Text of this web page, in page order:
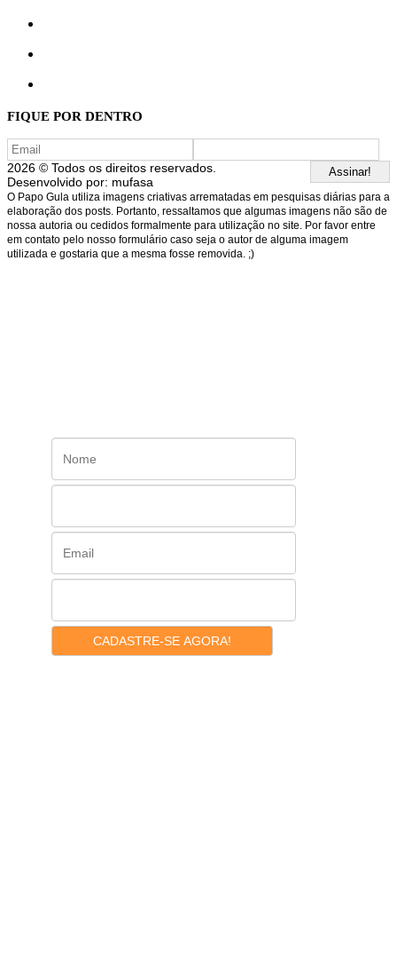
FIQUE POR DENTRO
2026 © Todos os direitos reservados.
Desenvolvido por: mufasa
O Papo Gula utiliza imagens criativas arrematadas em pesquisas diárias para a
elaboração dos posts. Portanto, ressaltamos que algumas imagens não são de
nossa autoria ou cedidos formalmente para utilização no site. Por favor entre
em contato pelo nosso formulário caso seja o autor de alguma imagem
utilizada e gostaria que a mesma fosse removida. ;)